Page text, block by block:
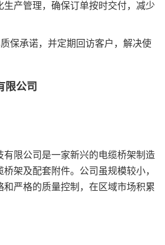
生产管理，确保订单按时交付，减少
保承诺，并定期回访客户，解决使
限公司
有限公司是一家新兴的电缆桥架制造
架及配套附件。公司虽规模较小，
严格的质量控制，在区域市场积累